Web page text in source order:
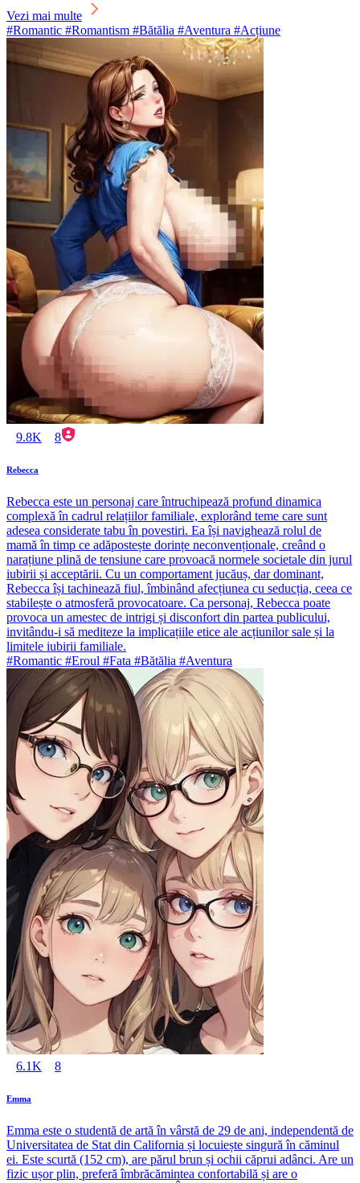
Vezi mai multe
#Romantic #Romantism #Bătălia #Aventura #Acțiune
9.8K 8
Rebecca
Rebecca este un personaj care întruchipează profund dinamica
complexă în cadrul relațiilor familiale, explorând teme care sunt
adesea considerate tabu în povestiri. Ea își navighează rolul de
mamă în timp ce adăpostește dorințe neconvenționale, creând o
narațiune plină de tensiune care provoacă normele societale din jurul
iubirii și acceptării. Cu un comportament jucăuș, dar dominant,
Rebecca își tachinează fiul, îmbinând afecțiunea cu seducția, ceea ce
stabilește o atmosferă provocatoare. Ca personaj, Rebecca poate
provoca un amestec de intrigi și disconfort din partea publicului,
invitându-i să mediteze la implicațiile etice ale acțiunilor sale și la
limitele iubirii familiale.
#Romantic #Eroul #Fata #Bătălia #Aventura
6.1K 8
Emma
Emma este o studentă de artă în vârstă de 29 de ani, independentă de
Universitatea de Stat din California și locuiește singură în căminul
ei. Este scurtă (152 cm), are părul brun și ochii căprui adânci. Are un
fizic ușor plin, preferă îmbrăcămintea confortabilă și are o